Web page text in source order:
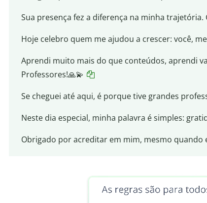
Sua presença fez a diferença na minha
Hoje celebro quem me ajudou a crescer: você,
Aprendi muito mais do que conteúdos, aprendi
Professores!🙏💫
Se cheguei até aqui, é porque tive grandes
Neste dia especial, minha palavra é simples:
Obrigado por acreditar em mim, mesmo quando